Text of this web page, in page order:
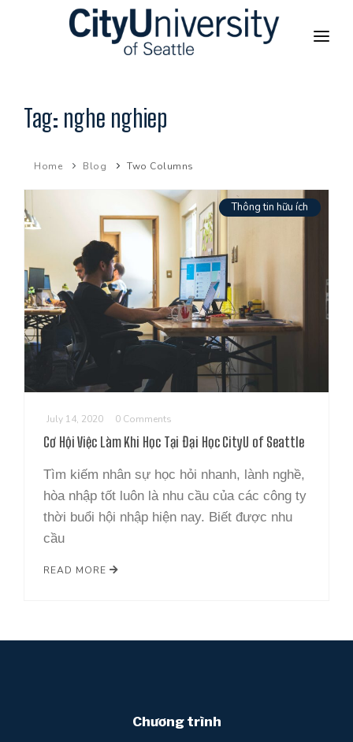
TRANG CHỦ
CHƯƠNG TRÌNH TẠI VIỆT NAM
CITYU GLOBAL
THÔNG TIN HỮU ÍCH
LIÊN HỆ
Tag: nghe nghiep
Home Blog Two Columns
Thông tin hữu ích
July 14, 2020 0 Comments
Cơ Hội Việc Làm Khi Học Tại Đại Học CityU of Seattle
Tìm kiếm nhân sự học hỏi nhanh, lành nghề,
hòa nhập tốt luôn là nhu cầu của các công ty
thời buổi hội nhập hiện nay. Biết được nhu
cầu
READ MORE
Chương trình